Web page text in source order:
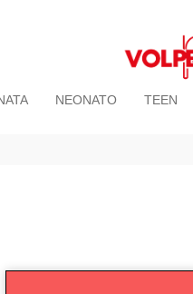
NEONATO TEEN